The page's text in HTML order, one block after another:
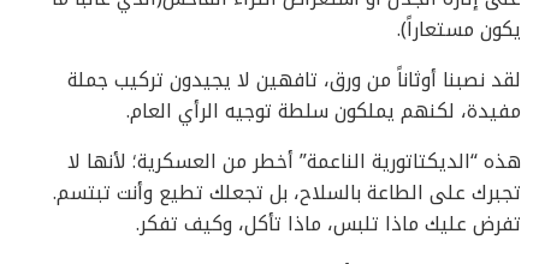
يكون مستعاراً).
لقد نصبنا أوثاناً من ورق، تافهين لا يجيدون تركيب جملة
مفيدة، لكنهم يملكون سلطة توجيه الرأي العام.
هذه “الديكتاتورية الناعمة” أخطر من العسكرية؛ لأنها لا
تجبرك على الطاعة بالسلاح، بل تجعلك تطيع وأنت تبتسم.
تفرض عليك ماذا تلبس، ماذا تأكل، وكيف تفكر.